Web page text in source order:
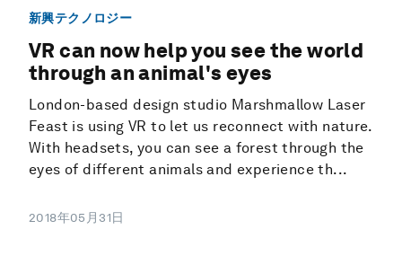
新興テクノロジー
VR can now help you see the world
through an animal's eyes
London-based design studio Marshmallow Laser
Feast is using VR to let us reconnect with nature.
With headsets, you can see a forest through the
eyes of different animals and experience th...
2018年05月31日